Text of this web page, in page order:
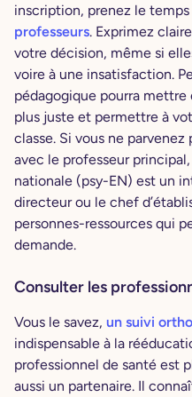
inscription, prenez le temps
professeurs. Exprimez
votre décision, même si
voire à une insatisfaction.
pédagogique pourra mettre
plus juste et permettre à
classe. Si vous ne
avec le professeur
nationale (psy-EN) est un
directeur ou le chef
personnes-ressources qui
demande.
Consulter les
Vous le savez, un suivi
indispensable à la
professionnel de santé est
aussi un partenaire. Il